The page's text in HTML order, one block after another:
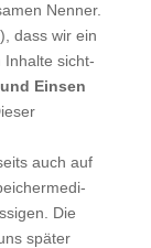
Nen­ner.
dass wir ein
Inhal­te sicht­
Ein­sen
auch auf
Die
spä­ter